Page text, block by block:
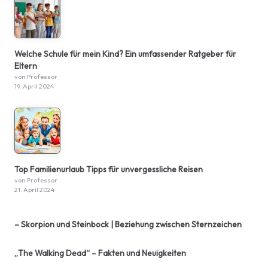
Welche Schule für mein Kind? Ein umfassender Ratgeber für
Eltern
von Professor
19. April 2024
Top Familienurlaub Tipps für unvergessliche Reisen
von Professor
21. April 2024
– Skorpion und Steinbock | Beziehung zwischen Sternzeichen
„The Walking Dead“ – Fakten und Neuigkeiten